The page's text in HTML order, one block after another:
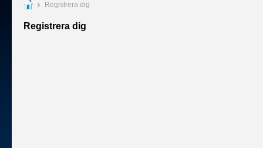
Registrera dig
Registrera dig